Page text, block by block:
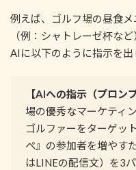
例えば、ゴルフ場の昼食
（例：シャトレーゼ杯な
AIに以下のように指示を出
【AIへの指示（プロン
場の優秀なマーケティ
ゴルファーをターゲッ
ペ』の参加者を増やす
はLINEの配信文）を3